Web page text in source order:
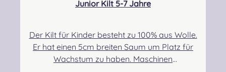
Junior Kilt 5-7 Jahre
Der Kilt für Kinder besteht zu 100% aus Wolle.
Er hat einen 5cm breiten Saum um Platz für
Wachstum zu haben. Maschinen